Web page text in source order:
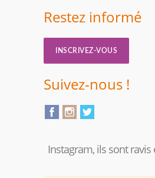
Restez informé
INSCRIVEZ-VOUS
Suivez-nous !
Instagram, ils sont ravis